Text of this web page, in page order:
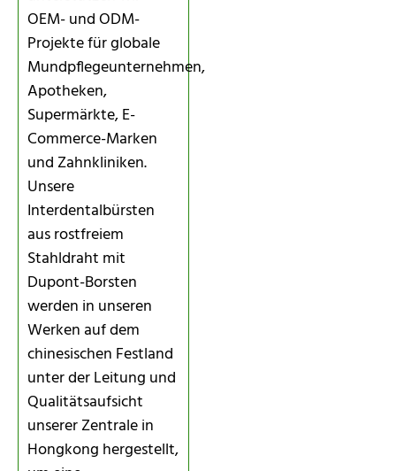
OEM- und ODM-
Projekte für globale
Mundpflegeunternehmen,
Apotheken,
Supermärkte, E-
Commerce-Marken
und Zahnkliniken.
Unsere
Interdentalbürsten
aus rostfreiem
Stahldraht mit
Dupont-Borsten
werden in unseren
Werken auf dem
chinesischen Festland
unter der Leitung und
Qualitätsaufsicht
unserer Zentrale in
Hongkong hergestellt,